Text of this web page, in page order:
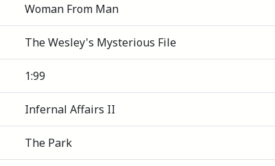
Woman From Man
The Wesley's Mysterious File
1:99
Infernal Affairs II
The Park